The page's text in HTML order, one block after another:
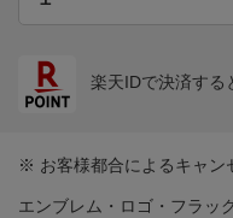
楽天IDで決済する
※ お客様都合によるキャン
エンブレム・ロゴ・フラッ